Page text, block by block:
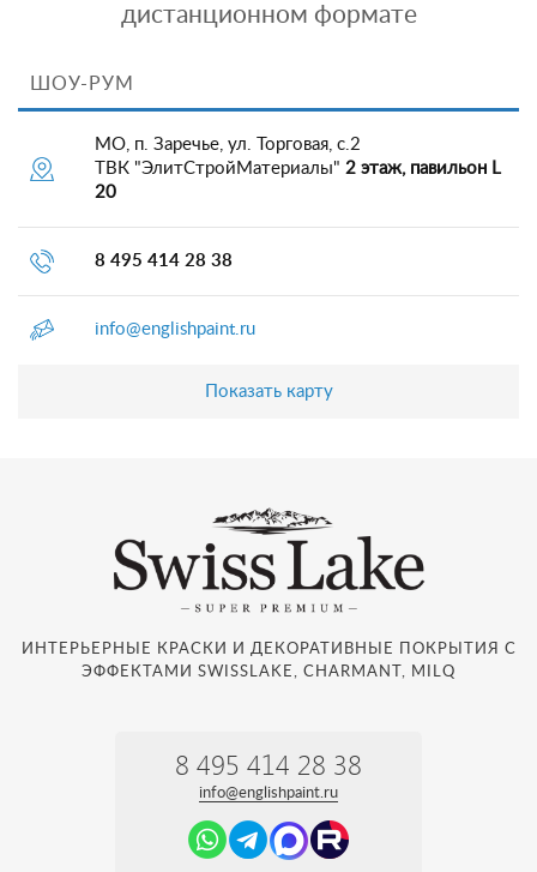
дистанционном формате
ШОУ-РУМ
МО, п. Заречье, ул. Торговая, с.2
ТВК "ЭлитСтройМатериалы" 2 этаж, павильон L
20
8 495 414 28 38
info@englishpaint.ru
Показать карту
ИНТЕРЬЕРНЫЕ КРАСКИ И ДЕКОРАТИВНЫЕ ПОКРЫТИЯ С
ЭФФЕКТАМИ SWISSLAKE, CHARMANT, MILQ
8 495 414 28 38
info@englishpaint.ru